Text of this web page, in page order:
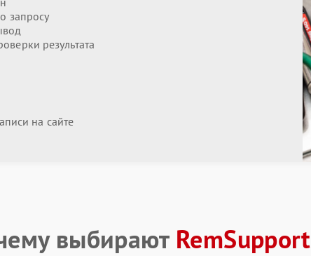
запросу
результата
на сайте
выбирают RemSupport